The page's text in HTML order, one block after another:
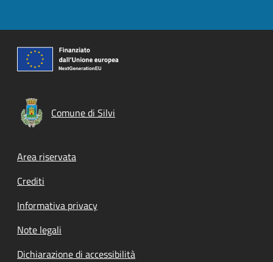
Comune di Silvi
Footer menu
Area riservata
Crediti
Informativa privacy
Note legali
Dichiarazione di accessibilità